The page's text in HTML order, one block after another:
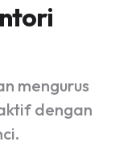
mengurus
dengan